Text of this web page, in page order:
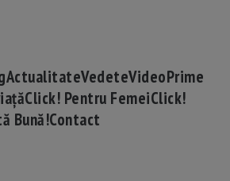
ActualitateVedeteVideoPrime
Click! Pentru FemeiClick!
Bună!Contact